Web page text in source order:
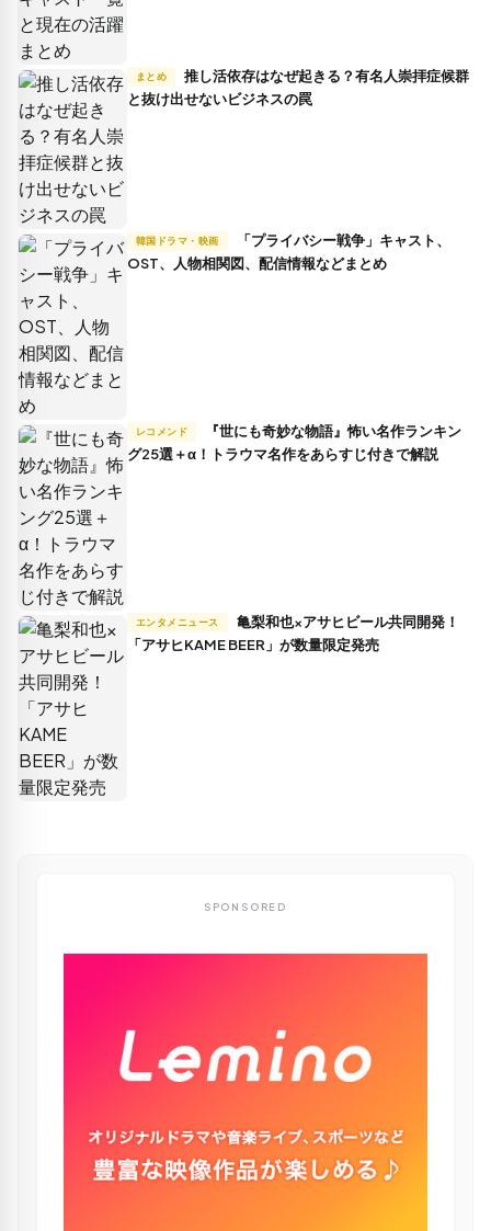
まとめ
推し活依存はなぜ起きる？有名人崇拝症候群
と抜け出せないビジネスの罠
韓国ドラマ・映画
OST、人物相関図、配信情報などまとめ
レコメンド
グ25選＋α！トラウマ名作をあらすじ付きで解説
エンタメニュース
「アサヒKAME BEER」が数量限定発売
SPONSORED